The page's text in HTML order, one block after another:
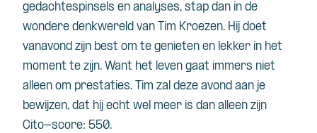
gedachtespinsels en analyses, stap dan in de
wondere denkwereld van Tim Kroezen. Hij doet
vanavond zijn best om te genieten en lekker in het
moment te zijn. Want het leven gaat immers niet
alleen om prestaties. Tim zal deze avond aan je
bewijzen, dat hij echt wel meer is dan alleen zijn
Cito-score: 550.